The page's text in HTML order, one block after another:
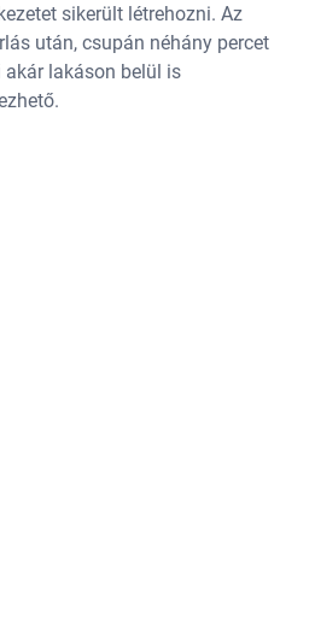
sikerült létrehozni. Az
után, csupán néhány percet
akár lakáson belül is